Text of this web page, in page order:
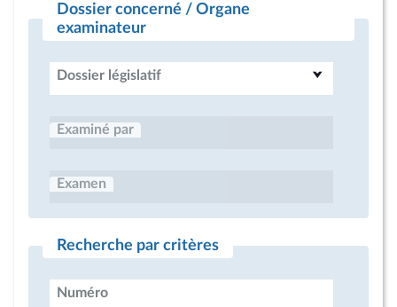
Dossier concerné / Organe
examinateur
Dossier législatif
Examiné par
Examen
Recherche par critères
Numéro